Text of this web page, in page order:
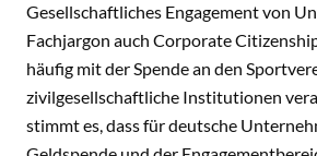
Gesellschaftliches Engagement von
Fachjargon auch Corporate
häufig mit der Spende an den
zivilgesellschaftliche Institutionen
stimmt es, dass für deutsche